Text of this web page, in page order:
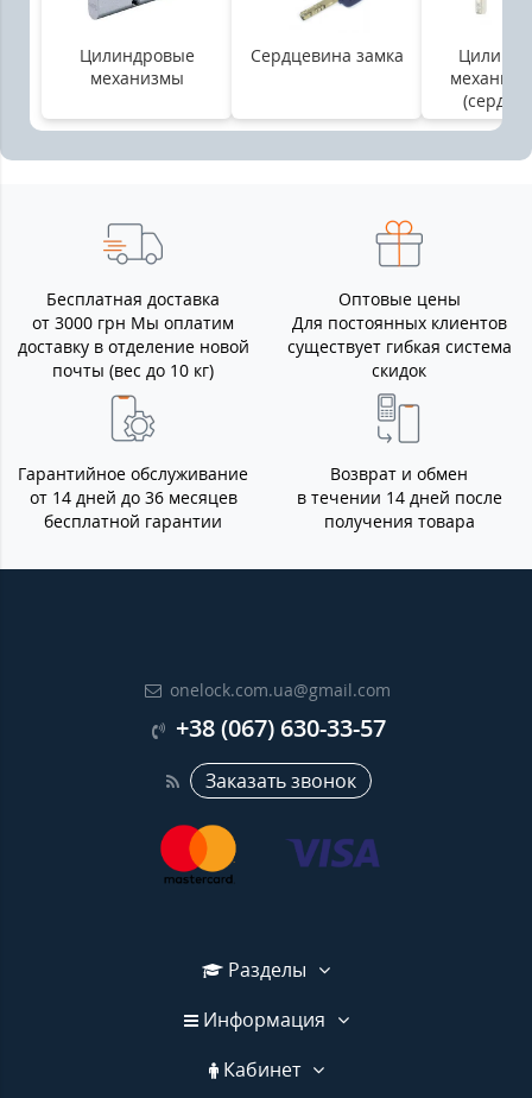
Цилиндровые
механизмы
Сердцевина замка
Бесплатная доставка
от 3000 грн Мы оплатим
доставку в отделение новой
почты (вес до 10 кг)
Оптовые цены
Для постоянных клиентов
существует гибкая система
скидок
Гарантийное обслуживание
от 14 дней до 36 месяцев
бесплатной гарантии
Возврат и обмен
в течении 14 дней после
получения товара
onelock.com.ua@gmail.com
+38 (067) 630-33-57
Заказать звонок
Разделы
Информация
Кабинет